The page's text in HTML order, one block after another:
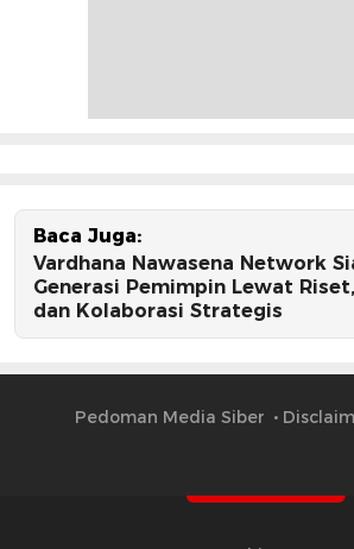
Baca Juga:
Vardhana Nawasena Network
Generasi Pemimpin Lewat
dan Kolaborasi Strategis
Pedoman Media Siber